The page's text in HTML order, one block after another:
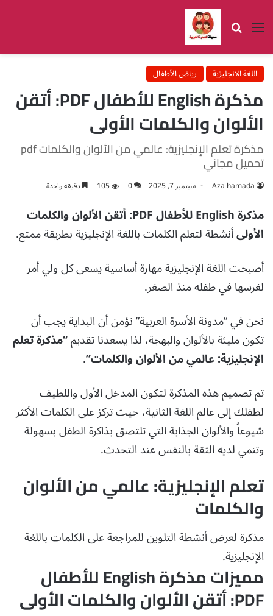
القائمة بحث عن
اللغة الانجليزية رياض الأطفال
مذكرة English للأطفال PDF: أتقن
الألوان والكلمات الأولى
مذكرة تعلم الإنجليزية: عالمي من الألوان والكلمات pdf
تحميل مجاني
Aza hamada سبتمبر 7, 2025 0
105 دقيقة واحدة
مذكرة English للأطفال PDF: أتقن الألوان والكلمات
الأولىأنشطة لتعلم الكلمات باللغة الإنجليزية بطريقة ممتع.
أصبحت اللغة الإنجليزية مهارة أساسية يسعى كل ولي أمر
لغرسها في طفله منذ الصغر.
نحن في “مدونة الأسرة العربية” نؤمن أن البداية يجب أن
تكون مليئة بالألوان والبهجة، لذا يسعدنا تقديم“مذكرة تعلم
الإنجليزية: عالمي من الألوان والكلمات”.
تم تصميم هذه المذكرة لتكون المدخل الأول واللطيف
لطفلك إلى عالم اللغة الثانية، حيث تركز على الكلمات الأكثر
شيوعاً والألوان الجذابة التي تلتصق بذاكرة الطفل بسهولة
وتنمي لديه الثقة بالنفس عند التحدث.
تعلم الإنجليزية: عالمي من الألوان
والكلمات
مذكرة لعرض أنشطة التلوين للمراجعة على الكلمات باللغة
الإنجليزية.
مميزات مذكرة English للأطفال
PDF: أتقن الألوان والكلمات الأولى